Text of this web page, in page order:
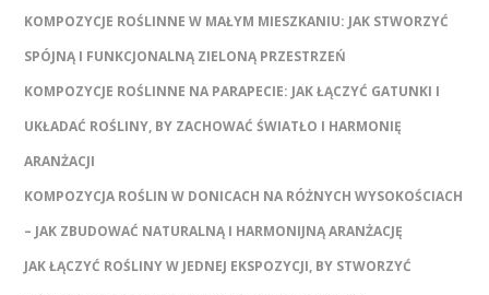
KOMPOZYCJE ROŚLINNE W MAŁYM MIESZKANIU: JAK STWORZYĆ
SPÓJNĄ I FUNKCJONALNĄ ZIELONĄ PRZESTRZEŃ
KOMPOZYCJE ROŚLINNE NA PARAPECIE: JAK ŁĄCZYĆ GATUNKI I
UKŁADAĆ ROŚLINY, BY ZACHOWAĆ ŚWIATŁO I HARMONIĘ
ARANŻACJI
KOMPOZYCJA ROŚLIN W DONICACH NA RÓŻNYCH WYSOKOŚCIACH
– JAK ZBUDOWAĆ NATURALNĄ I HARMONIJNĄ ARANŻACJĘ
JAK ŁĄCZYĆ ROŚLINY W JEDNEJ EKSPOZYCJI, BY STWORZYĆ